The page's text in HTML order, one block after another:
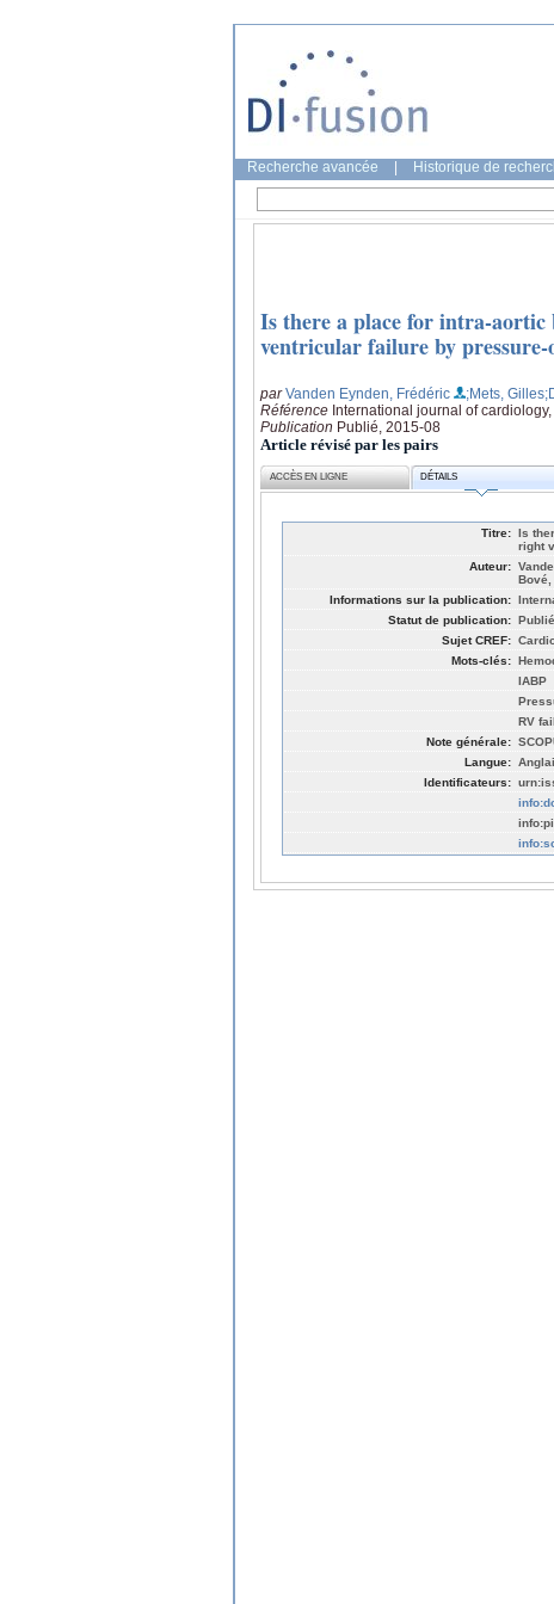
Recherche avancée Historique de
Is there a place for intra-
ventricular failure by pressure-
parVanden Eynden, Frédéric ;Mets, Gilles
Référence International journal of
Publication Publié, 2015-08
Article révisé par les pairs
ACCÈS EN LIGNE DÉTAILS
Titre: Is
right
Auteur:
Informations sur la publication:
Statut de publication:
Sujet CREF:
Mots-clés:
IABP
RV
Note générale:
Langue:
Identificateurs: